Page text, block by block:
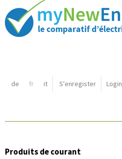
de fr it S'enregister Login
Contenu:
Produits de courant